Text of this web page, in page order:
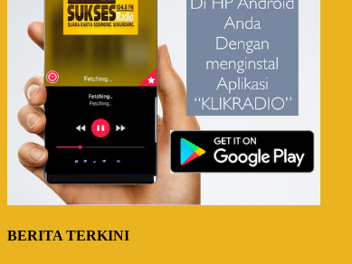
BERITA TERKINI